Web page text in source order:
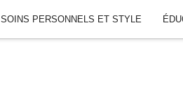
SOINS PERSONNELS ET STYLE